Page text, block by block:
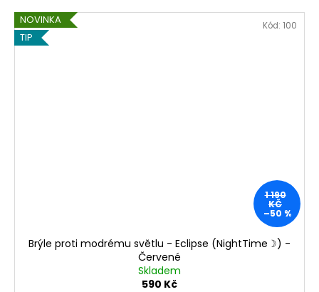
NOVINKA
TIP
1 190
KČ
–50 %
Brýle proti modrému světlu - Eclipse (NightTime☽) -
Červené
Skladem
590 Kč
Kód: 100